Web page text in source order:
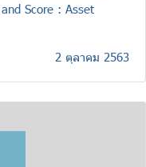
Score : Asset
2 ตุลาคม 2563